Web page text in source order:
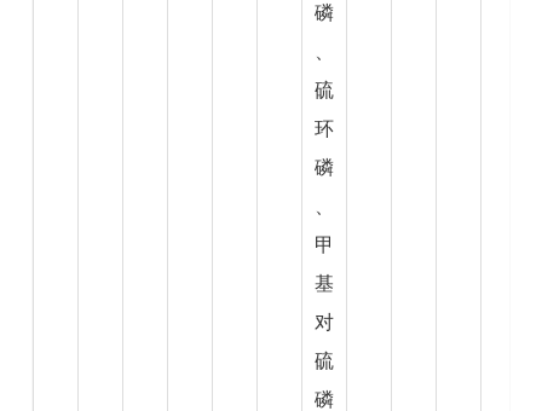
磷
硫
环
磷
甲
基
对
硫
磷